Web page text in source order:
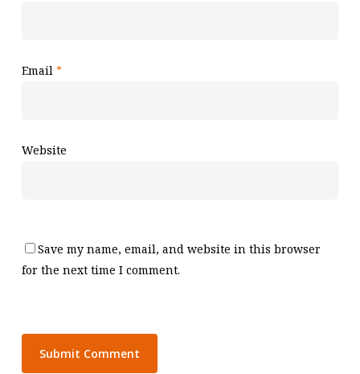
Email *
Website
Save my name, email, and website in this browser
for the next time I comment.